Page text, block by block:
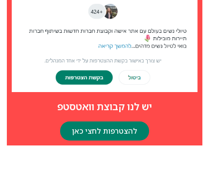
יש לנו קבוצת וואטסטפ
להצטרפות לחצי כאן